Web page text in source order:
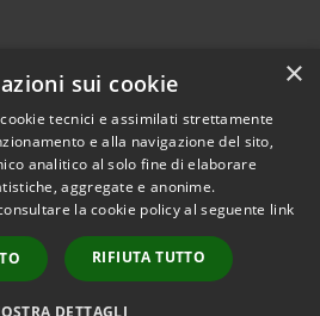
Copyright © 2026 • Comune di
San Zenone al Lambro •
Powered byMunicipium
Accesso redazione
×
sui cookie
tecnici e assimilati strettamente
e alla navigazione del sito,
analitico al solo fine di elaborare
aggregate e anonime.
la cookie policy al seguente link
RIFIUTA TUTTO
DETTAGLI